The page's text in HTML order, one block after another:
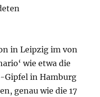
in Leipzig im von
wie etwa die
Gipfel in Hamburg
genau wie die 17